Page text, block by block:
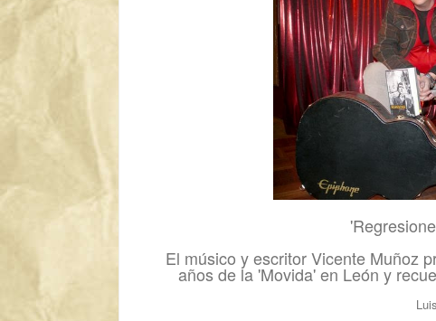
El músico y escritor Vicente Muñoz
años de la 'Movida' en León y